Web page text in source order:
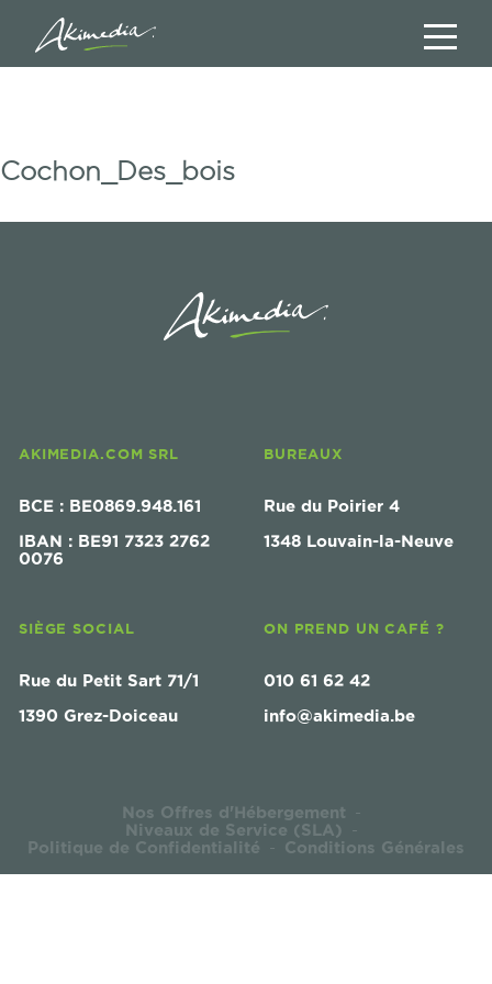
Cochon_Des_bois
AKIMEDIA.COM SRL
BCE : BE0869.948.161
IBAN : BE91 7323 2762
0076
BUREAUX
Rue du Poirier 4
1348 Louvain-la-Neuve
SIÈGE SOCIAL
Rue du Petit Sart 71/1
1390 Grez-Doiceau
ON PREND UN CAFÉ ?
010 61 62 42
info@akimedia.be
Nos Offres d'Hébergement -
Niveaux de Service (SLA) -
Politique de Confidentialité - Conditions Générales